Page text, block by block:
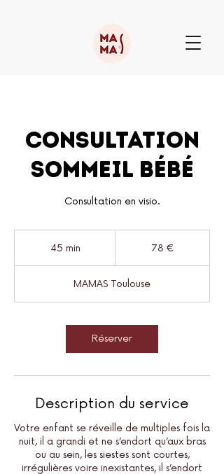
Consultation
Sommeil Bébé
Consultation en visio.
45 min
i
n
78 €
MAMAS Toulouse
Réserver
Description du service
Votre enfant se réveille de multiples fois la
nuit, il a grandi et ne s’endort qu’aux bras
ou au sein, les siestes sont courtes,
irrégulières voire inexistantes, il s’endort